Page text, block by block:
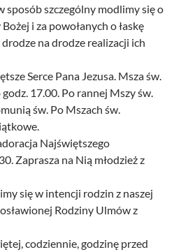
sposób szczególny modlimy się o
i za powołanych o łaskę
na drodze realizacji ich
Serce Pana Jezusa. Msza św.
17.00. Po rannej Mszy św.
św. Po Mszach św.
Najświętszego
Zaprasza na Nią młodzież z
się w intencji rodzin z naszej
Rodziny Ulmów z
codziennie, godzinę przed